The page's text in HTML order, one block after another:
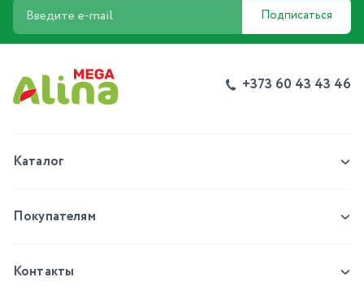
Подписаться
+373 60 43 43 46
Каталог
Покупателям
Контакты